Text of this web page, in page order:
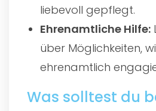
liebevoll gepflegt.
Ehrenamtliche Hilfe:
über Möglichkeiten,
ehrenamtlich
Was solltest du